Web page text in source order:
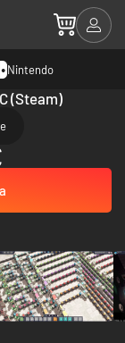
Nintendo
(Steam)